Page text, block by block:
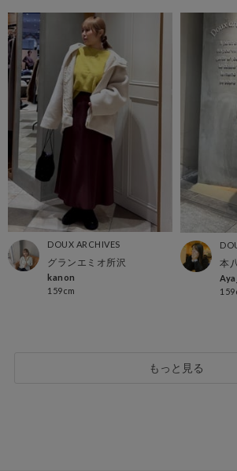
DOUX ARCHIVES
グランエミオ所沢
kanon
159cm
本
Aya_
もっと見る